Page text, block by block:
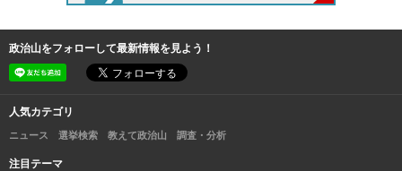
政治山をフォローして最新情報を見よう！
人気カテゴリ
ニュース 選挙検索 教えて政治山 調査・分析
注目テーマ